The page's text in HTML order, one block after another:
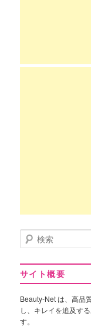
検
索
サイト概要
Beauty-Net は、高品
し、キレイを追及す
す。